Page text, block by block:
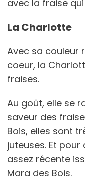
avec la fraise
La Charlotte
Avec sa couleur
coeur, la
fraises.
Au goût, elle se
saveur des
Bois, elles sont
juteuses. Et pour
assez récente
Mara des Bois.